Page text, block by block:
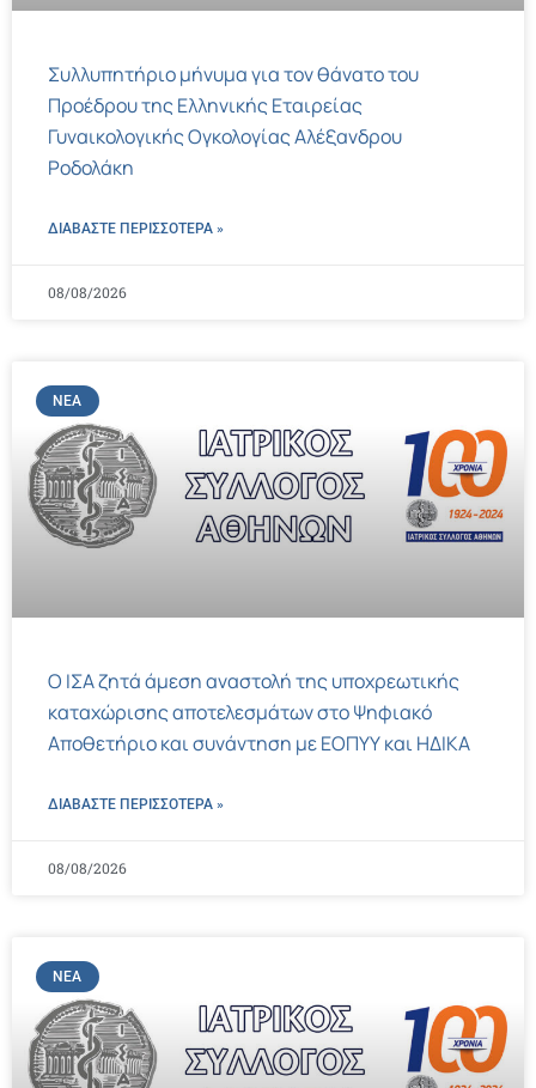
Συλλυπητήριο μήνυμα για τον θάνατο του
Προέδρου της Ελληνικής Εταιρείας
Γυναικολογικής Ογκολογίας Αλέξανδρου
Ροδολάκη
ΔΙΑΒΑΣΤΕ ΠΕΡΙΣΣΌΤΕΡΑ »
08/08/2026
ΝΈΑ
Ο ΙΣΑ ζητά άμεση αναστολή της υποχρεωτικής
καταχώρισης αποτελεσμάτων στο Ψηφιακό
Αποθετήριο και συνάντηση με ΕΟΠΥΥ και ΗΔΙΚΑ
ΔΙΑΒΑΣΤΕ ΠΕΡΙΣΣΌΤΕΡΑ »
08/08/2026
ΝΈΑ